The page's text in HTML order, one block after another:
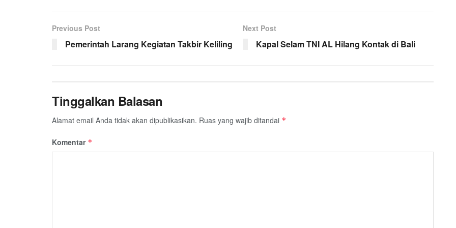
Previous Post
Pemerintah Larang Kegiatan Takbir Keliling
Next Post
Kapal Selam TNI AL Hilang Kontak di Bali
Tinggalkan Balasan
Alamat email Anda tidak akan dipublikasikan. Ruas yang wajib ditandai *
Komentar *